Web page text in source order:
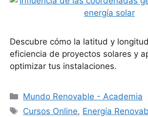
Descubre cómo la latitud y
eficiencia de proyectos solares y
optimizar tus instalaciones.
Categorías
Mundo Renovable - Academia
Etiquetas
Cursos Online, Energía